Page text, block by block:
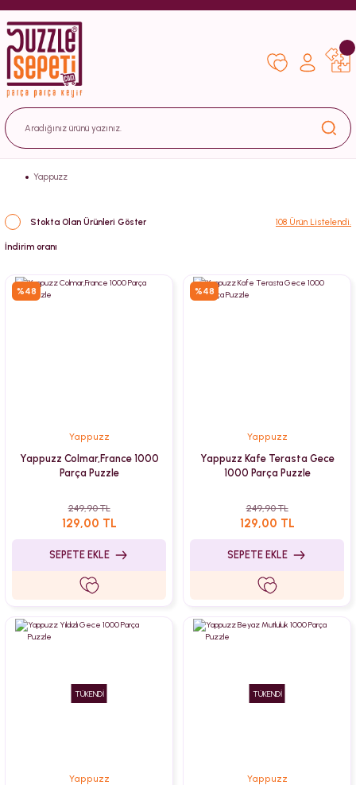
Yappuzz
Stokta Olan Ürünleri Göster 108 Ürün Listelendi.
%48
Yappuzz
Yappuzz Colmar,France 1000
Parça Puzzle
249,90 TL
129,00 TL
SEPETE EKLE
%48
Yappuzz
Yappuzz Kafe Terasta Gece
1000 Parça Puzzle
249,90 TL
129,00 TL
SEPETE EKLE
TÜKENDİ
Yappuzz
TÜKENDİ
Yappuzz